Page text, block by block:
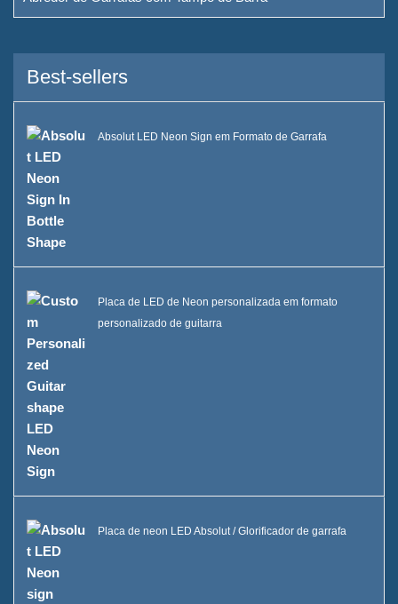
Best-sellers
Absolut LED Neon Sign em Formato de Garrafa
Placa de LED de Neon personalizada em formato
personalizado de guitarra
Placa de neon LED Absolut / Glorificador de garrafa